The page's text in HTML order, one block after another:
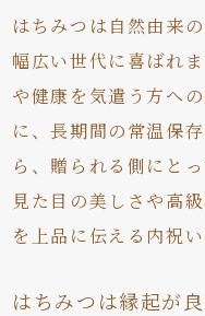
はちみつは自然由来
幅広い世代に喜ばれ
や健康を気遣う方へ
に、長期間の常温保
ら、贈られる側にと
見た目の美しさや高
を上品に伝える内祝
はちみつは縁起が